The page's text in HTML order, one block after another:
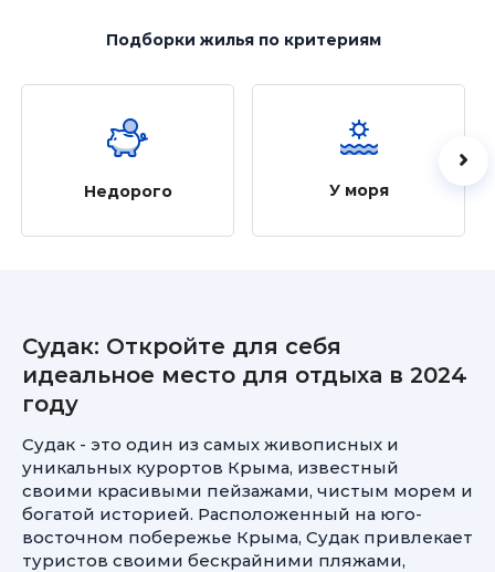
Подборки жильяпо критериям
Недорого У моря
Судак: Откройте для себя
идеальное место для отдыха в 2024
году
Судак - это один из самых живописных и
уникальных курортов Крыма, известный
своими красивыми пейзажами, чистым морем и
богатой историей. Расположенный на юго-
восточном побережье Крыма, Судак привлекает
туристов своими бескрайними пляжами,